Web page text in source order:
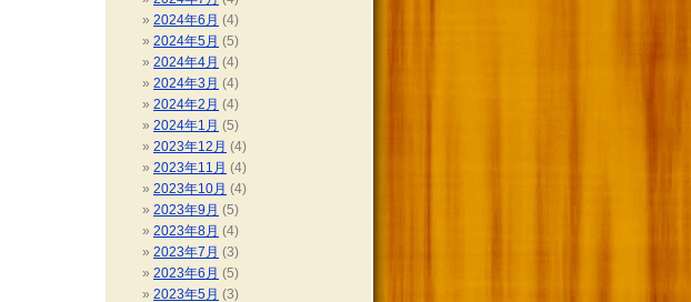
2024年6月 (4)
2024年5月 (5)
2024年4月 (4)
2024年3月 (4)
2024年2月 (4)
2024年1月 (5)
2023年12月 (4)
2023年11月 (4)
2023年10月 (4)
2023年9月 (5)
2023年8月 (4)
2023年7月 (3)
2023年6月 (5)
2023年5月 (3)